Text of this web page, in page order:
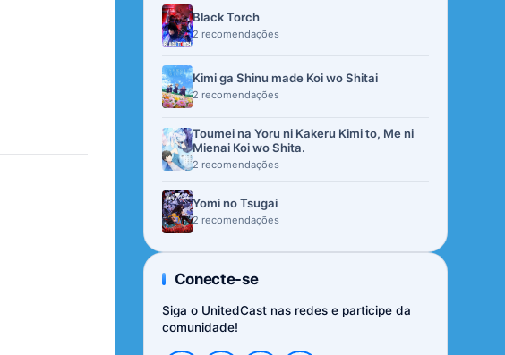
Black Torch
2 recomendações
Kimi ga Shinu made Koi wo Shitai
2 recomendações
Toumei na Yoru ni Kakeru Kimi to, Me ni
Mienai Koi wo Shita.
2 recomendações
Yomi no Tsugai
2 recomendações
Conecte-se
Siga o UnitedCast nas redes e participe da
comunidade!